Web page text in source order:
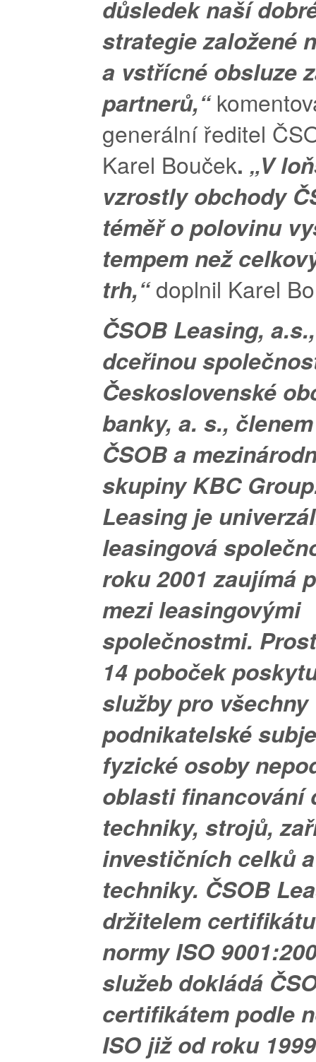
důsledek naší
strategie založené
a vstřícné obsluze
partnerů,“
generální ředitel
Karel Bouček. „V
vzrostly obchody
téměř o polovinu
tempem než
trh,“doplnil Karel
ČSOB Leasing,
dceřinou
Československé
banky, a. s.,
ČSOB a
skupiny KBC
Leasing je
leasingová
roku 2001 zaujímá
mezi leasingovými
společnostmi.
14 poboček
služby pro všechny
podnikatelské
fyzické osoby
oblasti financování
techniky, strojů,
investičních celků
techniky. ČSOB
držitelem
normy ISO
služeb dokládá
certifikátem podle
ISO již od roku